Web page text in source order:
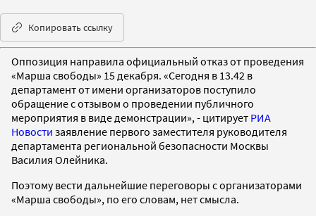
Копировать ссылку
Оппозиция направила официальный отказ от проведения
«Марша свободы» 15 декабря. «Сегодня в 13.42 в
департамент от имени организаторов поступило
обращение с отзывом о проведении публичного
мероприятия в виде демонстрации», - цитирует РИА
Новости заявление первого заместителя руководителя
департамента региональной безопасности Москвы
Василия Олейника.
Поэтому вести дальнейшие переговоры с организаторами
«Марша свободы», по его словам, нет смысла.